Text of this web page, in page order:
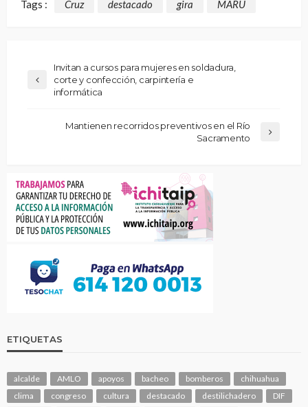
Tags : Cruz destacado gira MARU
Invitan a cursos para mujeres en soldadura,
corte y confección, carpintería e
informática
Mantienen recorridos preventivos en el Río
Sacramento
ETIQUETAS
alcalde AMLO apoyos bacheo bomberos
chihuahua
clima
congreso cultura destacado destilichadero
DIF